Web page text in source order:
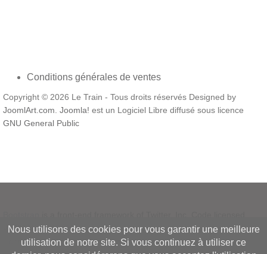
Conditions générales de ventes
Copyright © 2026 Le Train - Tous droits réservés Designed by
JoomlArt.com. Joomla! est un Logiciel Libre diffusé sous licence
GNU General Public
underMIT License.
Font Awesomefont licensed underSIL OFL 1.1.
Nous utilisons des cookies pour vous garantir une meilleure
utilisation de notre site. Si vous continuez à utiliser ce